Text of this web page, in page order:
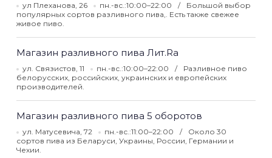
ул Плеханова, 26 пн.-вс.:10:00–22:00
Большой выбор
популярных сортов разливного пива,. Есть также свежее
живое пиво.
Магазин разливного пива Лит.Ra
ул. Связистов, 11 пн.-вс.:10:00–22:00
Разливное пиво
белорусских, российских, украинских и европейских
производителей.
Магазин разливного пива 5 оборотов
ул. Матусевича, 72 пн.-вс.:11:00–22:00
Около 30
сортов пива из Беларуси, Украины, России, Германии и
Чехии.